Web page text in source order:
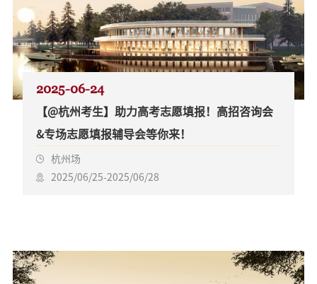
2025-06-24
【@杭州考生】助力高考志愿填报！高招咨询会
&专场志愿填报辅导会等你来！
杭州场
2025/06/25-2025/06/28